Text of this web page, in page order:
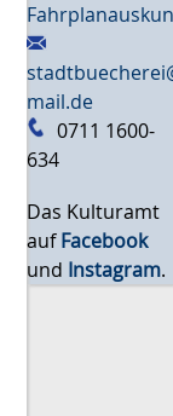
mail.de
0711 1600-
634
Das Kulturamt
aufFacebook
und Instagram.